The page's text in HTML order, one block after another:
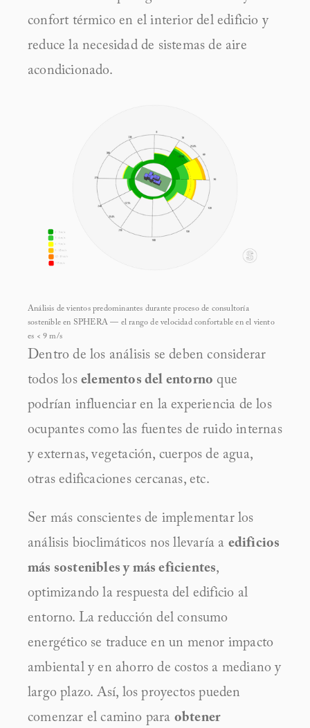
confort térmico en el interior del edificio y
reduce la necesidad de sistemas de aire
acondicionado.
Análisis de vientos predominantes durante proceso de consultoría
sostenible en SPHERA — el rango de velocidad confortable en el viento
es < 9 m/s
Dentro de los análisis se deben considerar
todos los elementos del entorno que
podrían influenciar en la experiencia de los
ocupantes como las fuentes de ruido internas
y externas, vegetación, cuerpos de agua,
otras edificaciones cercanas, etc.
Ser más conscientes de implementar los
análisis bioclimáticos nos llevaría a edificios
más sostenibles y más eficientes,
optimizando la respuesta del edificio al
entorno. La reducción del consumo
energético se traduce en un menor impacto
ambiental y en ahorro de costos a mediano y
largo plazo. Así, los proyectos pueden
comenzar el camino para obtener